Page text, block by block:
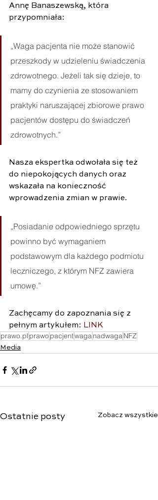
Annę Banaszewską, która
przypomniała:
„Waga pacjenta nie może stanowić
przeszkody w udzieleniu świadczenia
zdrowotnego. Jeżeli tak się dzieje, to
mamy do czynienia ze stosowaniem
praktyki naruszającej zbiorowe prawo
pacjentów dostępu do świadczeń
zdrowotnych.”
Nasza ekspertka odwołała się też
do niepokojących danych oraz
wskazała na konieczność
wprowadzenia zmian w prawie.
„Posiadanie odpowiedniego sprzętu
powinno być wymaganiem
podstawowym dla każdego podmiotu
leczniczego, z którym NFZ zawiera
umowę.”
Zachęcamy do zapoznania się z
pełnym artykułem: LINK
prawo.pl prawopacjentwaganadwagaNFZ
Media
Ostatnie posty Zobacz wszystkie